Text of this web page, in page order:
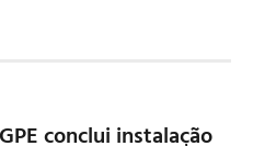
conclui instalação